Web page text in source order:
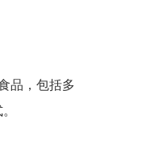
品，包括多